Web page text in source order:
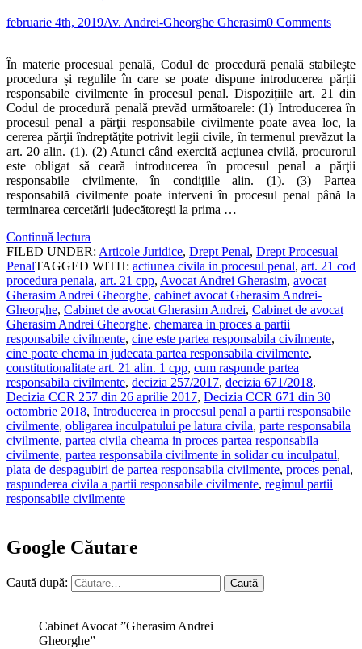
februarie 4th, 2019Av. Andrei-Gheorghe Gherasim0 Comments
În materie procesual penală, Codul de procedură penală stabilește
procedura și regulile în care se poate dispune introducerea părții
responsabile civilmente în procesul penal. Dispozițiile art. 21 din
Codul de procedură penală prevăd următoarele: (1) Introducerea în
procesul penal a părţii responsabile civilmente poate avea loc, la
cererea părţii îndreptăţite potrivit legii civile, în termenul prevăzut la
art. 20 alin. (1). (2) Atunci când exercită acţiunea civilă, procurorul
este obligat să ceară introducerea în procesul penal a părţii
responsabile civilmente, în condiţiile alin. (1). (3) Partea
responsabilă civilmente poate interveni în procesul penal până la
terminarea cercetării judecătoreşti la prima …
Continuă lectura
FILED UNDER: Articole Juridice, Drept Penal, Drept Procesual
PenalTAGGED WITH: actiunea civila in procesul penal, art. 21 cod
procedura penala, art. 21 cpp, Avocat Andrei Gherasim, avocat
Gherasim Andrei Gheorghe, cabinet avocat Gherasim Andrei-
Gheorghe, Cabinet de avocat Gherasim Andrei, Cabinet de avocat
Gherasim Andrei Gheorghe, chemarea in proces a partii
responsabile civilmente, cine este partea responsabila civilmente,
cine poate chema in judecata partea responsabila civilmente,
constitutionalitate art. 21 alin. 1 cpp, cum raspunde partea
responsabila civilmente, decizia 257/2017, decizia 671/2018,
Decizia CCR 257 din 26 aprilie 2017, Decizia CCR 671 din 30
octombrie 2018, Introducerea in procesul penal a partii responsabile
civilmente, obligarea inculpatului pe latura civila, parte responsabila
civilmente, partea civila cheama in proces partea responsabila
civilmente, partea responsabila civilmente in solidar cu inculpatul,
plata de despagubiri de partea responsabila civilmente, proces penal,
raspunderea civila a partii responsabile civilmente, regimul partii
responsabile civilmente
Google Căutare
Caută după:
Cabinet Avocat ”Gherasim Andrei
Gheorghe”